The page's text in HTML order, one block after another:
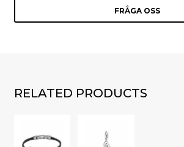
FRÅGA OSS
RELATED PRODUCTS